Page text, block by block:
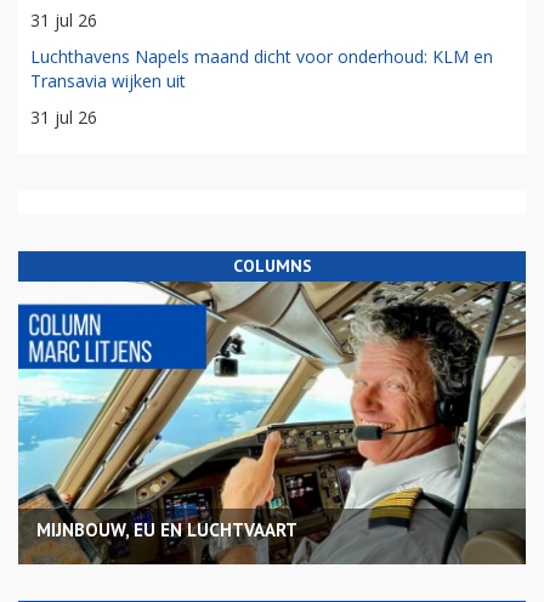
31 jul 26
Luchthavens Napels maand dicht voor onderhoud: KLM en
Transavia wijken uit
31 jul 26
COLUMNS
MIJNBOUW, EU EN LUCHTVAART